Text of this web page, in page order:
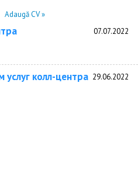
Adaugă CV »
07.07.2022
колл-центра 29.06.2022